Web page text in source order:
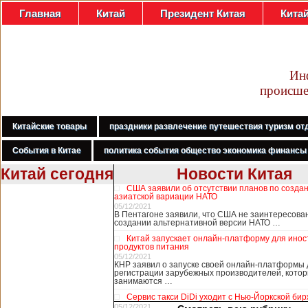
Главная Китай Президент Китая
Китайские товары праздники развлечение путешествия туризм
События в Китае политика события общество экономика финансы
Китай сегодня Новости Китая
США заявили об отсутствии планов по
азиатской вариации НАТО
05/12/2021
В Пентагоне заявили, что США не
создании альтернативной версии НАТО …
Китай запускает онлайн-платформу для
продуктов питания
05/12/2021
КНР заявил о запуске своей онлайн-платформы
регистрации зарубежных производителей,
занимаются …
Сервис такси DiDi уходит с Нью-Йоркской